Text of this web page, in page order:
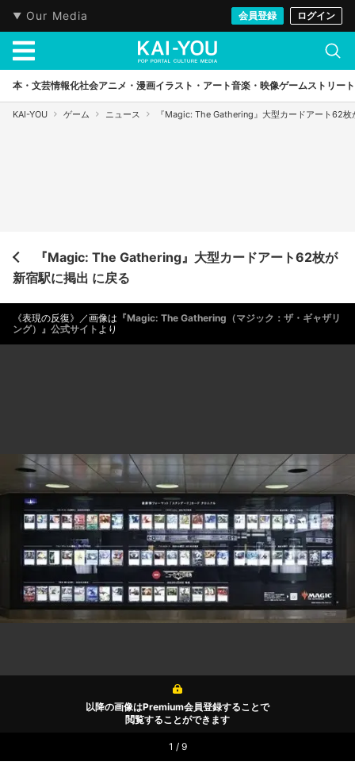
Our Media 会員登録 ログイン
本・文芸情報化社会アニメ・漫画イラスト・アート音楽・映像ゲームストリート
KAI-YOU ゲーム ニュース 『Magic: The Gathering』大型カードアート62枚
『Magic: The Gathering』大型カードアート62枚が
新宿駅に掲出 に戻る
《表現の反復》／画像は 『Magic: The Gathering（マジック：ザ・ギャザリ
ング）』公式サイト より
以降の画像はPremium会員登録することで
閲覧することができます
1 / 9